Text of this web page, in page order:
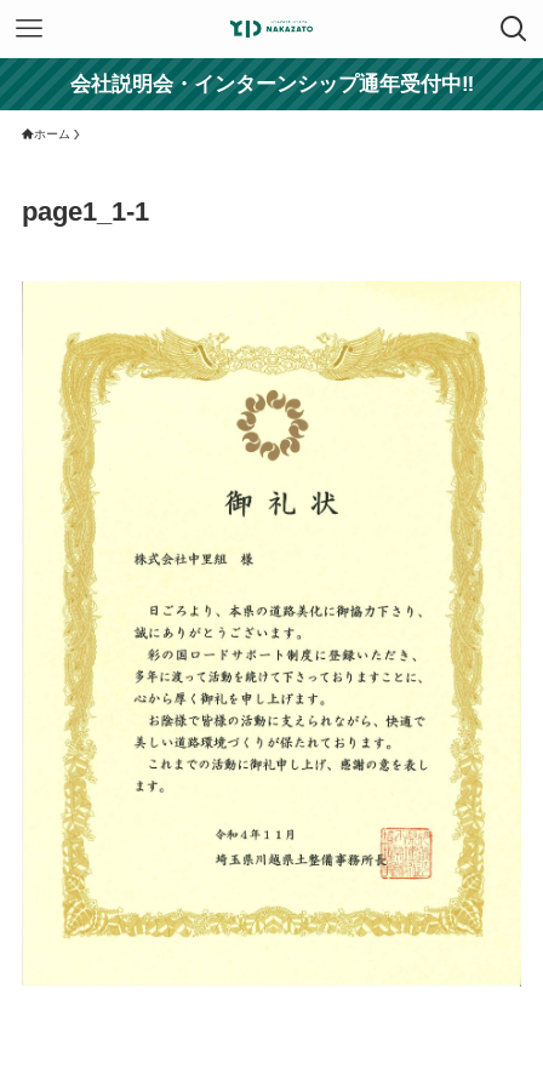
会社説明会・インターンシップ通年受付中‼
ホーム
page1_1-1